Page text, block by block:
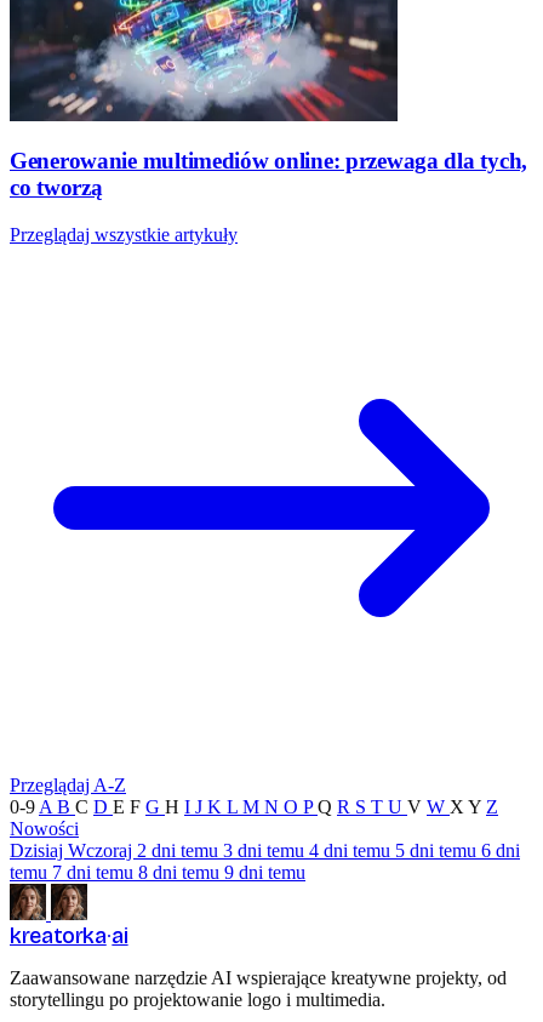
Generowanie multimediów online: przewaga dla tych,
co tworzą
Przeglądaj wszystkie artykuły
Przeglądaj A-Z
0-9 A B C D E F G H I J K L M N O PQ R S T U V W X Y Z
Nowości
Dzisiaj Wczoraj 2 dni temu 3 dni temu 4 dni temu 5 dni temu 6 dni
temu 7 dni temu 8 dni temu 9 dni temu
kreatorka ai
Zaawansowane narzędzie AI wspierające kreatywne projekty, od
storytellingu po projektowanie logo i multimedia.